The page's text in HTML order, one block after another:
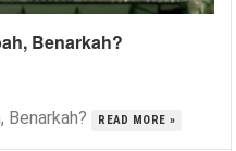
Benarkah?
Benarkah? READ MORE »